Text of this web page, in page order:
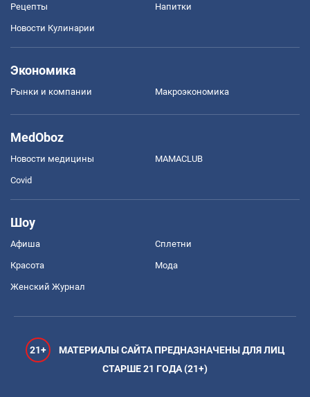
Рецепты Напитки
Новости Кулинарии
Экономика
Рынки и компании Mакроэкономика
MedOboz
Новости медицины MAMACLUB
Covid
Шоу
Афиша Сплетни
Красота Мода
Женский Журнал
21+
МАТЕРИАЛЫ САЙТА ПРЕДНАЗНАЧЕНЫ ДЛЯ ЛИЦ
СТАРШЕ 21 ГОДА (21+)